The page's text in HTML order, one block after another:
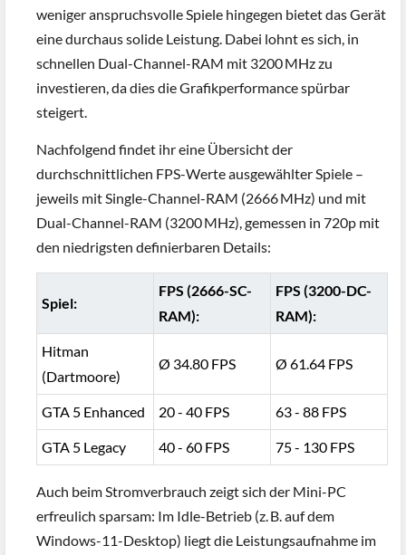
weniger anspruchsvolle Spiele hingegen bietet das Gerät
eine durchaus solide Leistung. Dabei lohnt es sich, in
schnellen Dual-Channel-RAM mit 3200 MHz zu
investieren, da dies die Grafikperformance spürbar
steigert.
Nachfolgend findet ihr eine Übersicht der
durchschnittlichen FPS-Werte ausgewählter Spiele –
jeweils mit Single-Channel-RAM (2666 MHz) und mit
Dual-Channel-RAM (3200 MHz), gemessen in 720p mit
den niedrigsten definierbaren Details:
Spiel:
FPS (2666-SC-
RAM):
FPS (3200-DC-
RAM):
Hitman
(Dartmoore)
Ø 34.80 FPS Ø 61.64 FPS
GTA 5 Enhanced 20 - 40 FPS 63 - 88 FPS
GTA 5 Legacy 40 - 60 FPS 75 - 130 FPS
Auch beim Stromverbrauch zeigt sich der Mini-PC
erfreulich sparsam: Im Idle-Betrieb (z. B. auf dem
Windows-11-Desktop) liegt die Leistungsaufnahme im